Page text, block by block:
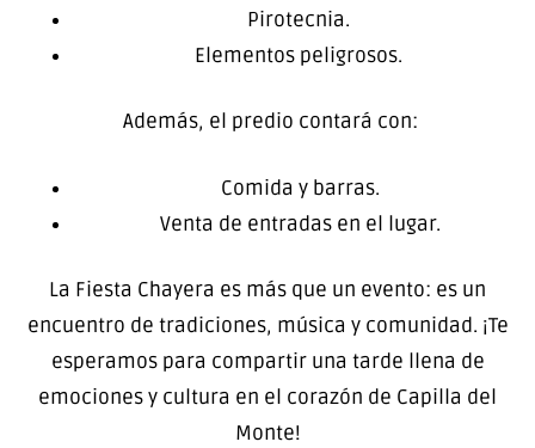
Pirotecnia.
Elementos peligrosos.
Además, el predio contará con:
Comida y barras.
️ Venta de entradas en el lugar.
La Fiesta Chayera es más que un evento: es un
encuentro de tradiciones, música y comunidad. ¡Te
esperamos para compartir una tarde llena de
emociones y cultura en el corazón de Capilla del
Monte!